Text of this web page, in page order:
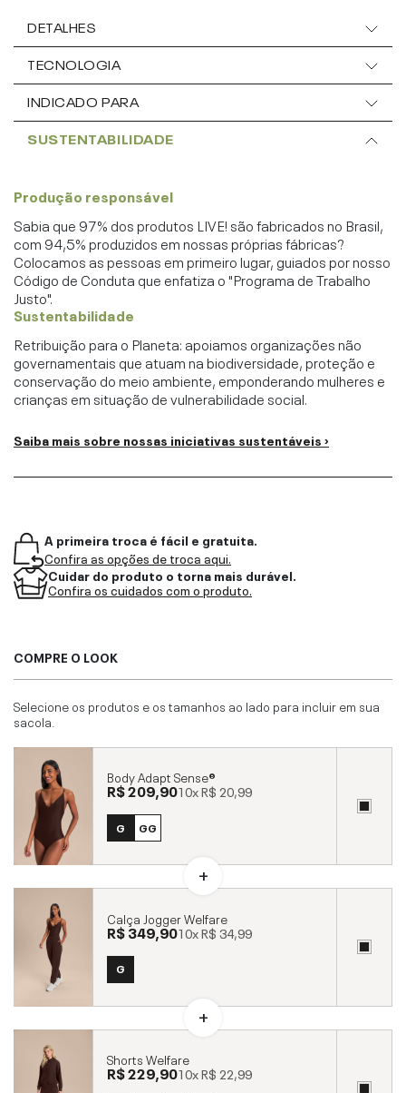
DETALHES
TECNOLOGIA
INDICADO PARA
SUSTENTABILIDADE
Produção responsável
Sabia que 97% dos produtos LIVE! são fabricados no Brasil,
com 94,5% produzidos em nossas próprias fábricas?
Colocamos as pessoas em primeiro lugar, guiados por nosso
Código de Conduta que enfatiza o "Programa de Trabalho
Justo".
Sustentabilidade
Retribuição para o Planeta: apoiamos organizações não
governamentais que atuam na biodiversidade, proteção e
conservação do meio ambiente, emponderando mulheres e
crianças em situação de vulnerabilidade social.
Saiba mais sobre nossas iniciativas sustentáveis ›
A primeira troca é fácil e gratuita.
Confira as opções de troca aqui.
Cuidar do produto o torna mais durável.
Confira os cuidados com o produto.
COMPRE O LOOK
Selecione os produtos e os tamanhos ao lado para incluir em sua
sacola.
Body Adapt Sense®
R$ 209,9010xR$ 20,99
G GG
Calça Jogger Welfare
R$ 349,9010xR$ 34,99
G
Shorts Welfare
R$ 229,9010xR$ 22,99